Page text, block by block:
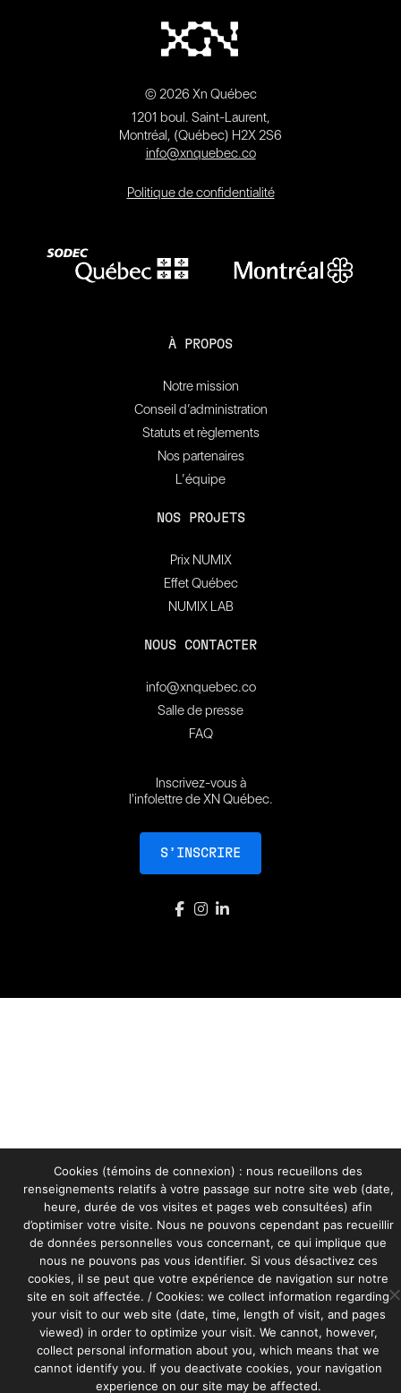
© 2026 Xn Québec
1201 boul. Saint-Laurent,
Montréal, (Québec) H2X 2S6
info@xnquebec.co
Politique de confidentialité
À PROPOS
Notre mission
Conseil d’administration
Statuts et règlements
Nos partenaires
L’équipe
NOS PROJETS
Prix NUMIX
Effet Québec
NUMIX LAB
NOUS CONTACTER
info@xnquebec.co
Salle de presse
FAQ
Inscrivez-vous à
l'infolettre de XN Québec.
S’INSCRIRE
Cookies (témoins de connexion) : nous recueillons des
renseignements relatifs à votre passage sur notre site web (date,
heure, durée de vos visites et pages web consultées) afin
d’optimiser votre visite. Nous ne pouvons cependant pas recueillir
de données personnelles vous concernant, ce qui implique que
nous ne pouvons pas vous identifier. Si vous désactivez ces
cookies, il se peut que votre expérience de navigation sur notre
site en soit affectée. / Cookies: we collect information regarding
your visit to our web site (date, time, length of visit, and pages
viewed) in order to optimize your visit. We cannot, however,
collect personal information about you, which means that we
cannot identify you. If you deactivate cookies, your navigation
experience on our site may be affected.